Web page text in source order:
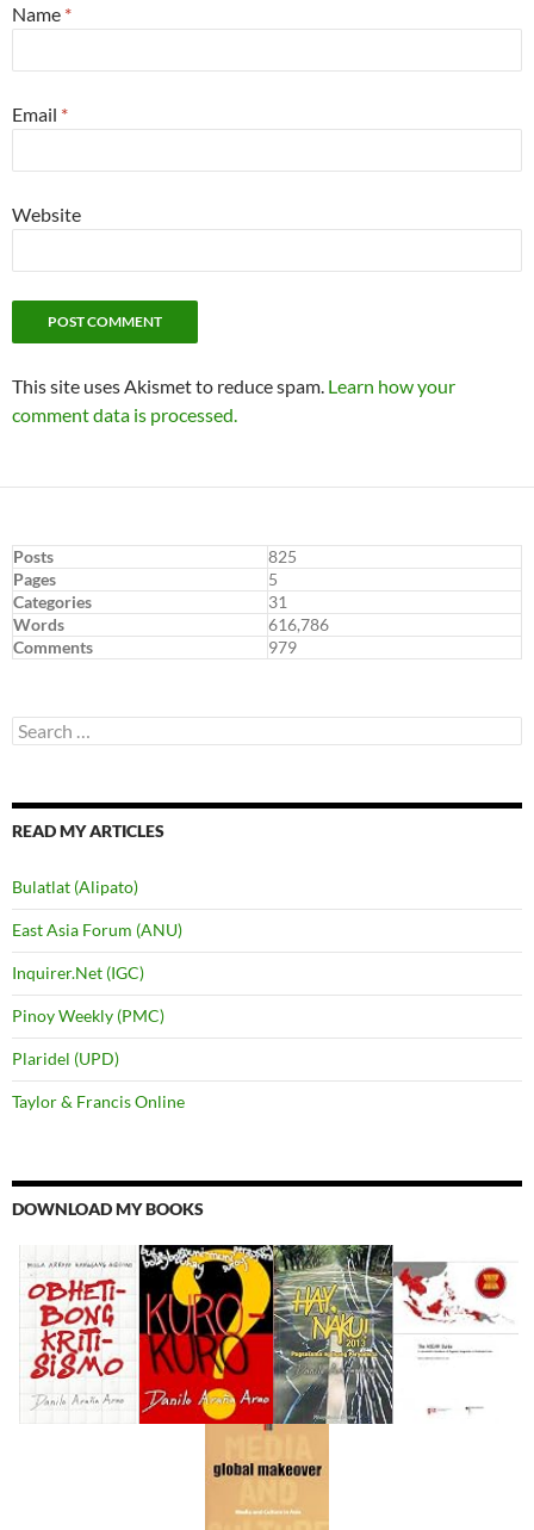
Name *
Email *
Website
This site uses Akismet to reduce spam. Learn how your
comment data is processed.
Posts
825
Pages
5
Categories
31
Words
616,786
Comments
979
Search
for:
READ MY ARTICLES
Bulatlat (Alipato)
East Asia Forum (ANU)
Inquirer.Net (IGC)
Pinoy Weekly (PMC)
Plaridel (UPD)
Taylor & Francis Online
DOWNLOAD MY BOOKS